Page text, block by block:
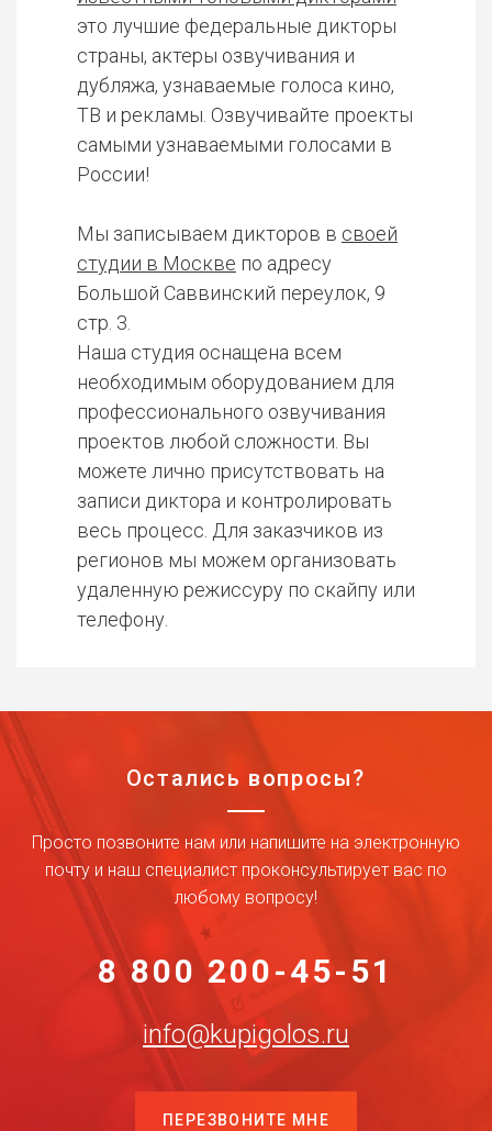
это лучшие федеральные дикторы
страны, актеры озвучивания и
дубляжа, узнаваемые голоса кино,
ТВ и рекламы. Озвучивайте проекты
самыми узнаваемыми голосами в
России!
Мы записываем дикторов в своей
студии в Москве по адресу
Большой Саввинский переулок, 9
стр. 3.
Наша студия оснащена всем
необходимым оборудованием для
профессионального озвучивания
проектов любой сложности. Вы
можете лично присутствовать на
записи диктора и контролировать
весь процесс. Для заказчиков из
регионов мы можем организовать
удаленную режиссуру по скайпу или
телефону.
Остались вопросы?
Просто позвоните нам или напишите на электронную
почту и наш специалист проконсультирует вас по
любому вопросу!
8 800 200-45-51
info@kupigolos.ru
ПЕРЕЗВОНИТЕ МНЕ